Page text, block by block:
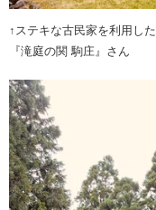
↑ステキな古民家を利用した
『滝庭の関 駒庄』さん